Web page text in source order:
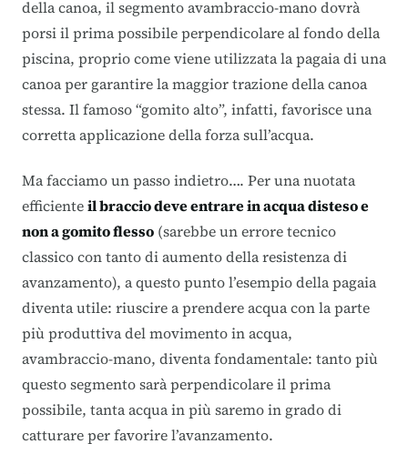
della canoa, il segmento avambraccio-mano dovrà
porsi il prima possibile perpendicolare al fondo della
piscina, proprio come viene utilizzata la pagaia di una
canoa per garantire la maggior trazione della canoa
stessa. Il famoso “gomito alto”, infatti, favorisce una
corretta applicazione della forza sull’acqua.
Ma facciamo un passo indietro…. Per una nuotata
efficienteil braccio deve entrare in acqua disteso e
non a gomito flesso (sarebbe un errore tecnico
classico con tanto di aumento della resistenza di
avanzamento), a questo punto l’esempio della pagaia
diventa utile: riuscire a prendere acqua con la parte
più produttiva del movimento in acqua,
avambraccio-mano, diventa fondamentale: tanto più
questo segmento sarà perpendicolare il prima
possibile, tanta acqua in più saremo in grado di
catturare per favorire l’avanzamento.